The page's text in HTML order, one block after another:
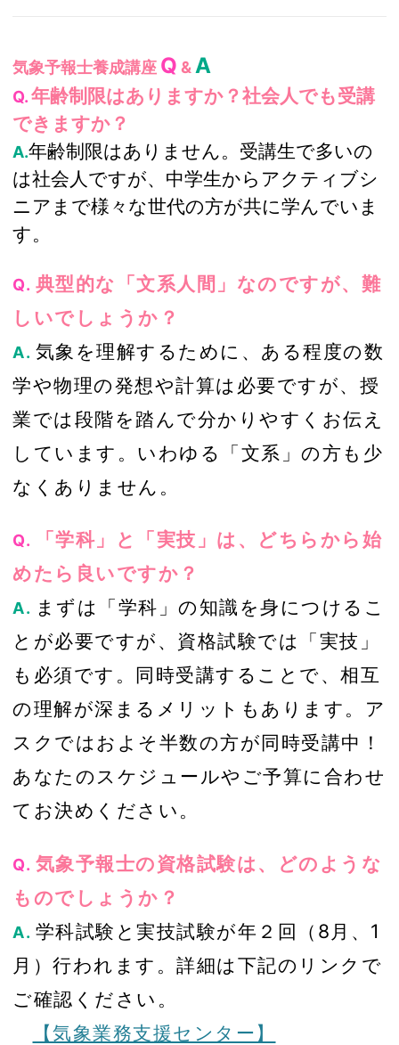
気象予報士養成講座 Q & A
Q.年齢制限はありますか？社会人でも受講
できますか？
A.年齢制限はありません。受講生で多いの
は社会人ですが、中学生からアクティブシ
ニアまで様々な世代の方が共に学んでいま
す。
Q. 典型的な「文系人間」なのですが、難
しいでしょうか？
A. 気象を理解するために、ある程度の数
学や物理の発想や計算は必要ですが、授
業では段階を踏んで分かりやすくお伝え
しています。いわゆる「文系」の方も少
なくありません。
Q.
「学科」と「実技」は、どちらから始
めたら良いですか？
A. まずは「学科」の知識を身につけるこ
とが必要ですが、資格試験では「実技」
も必須です。同時受講することで、相互
の理解が深まるメリットもあります。ア
スクではおよそ半数の方が同時受講中！
あなたのスケジュールやご予算に合わせ
てお決めください。
Q. 気象予報士の資格試験は、どのような
ものでしょうか？
A. 学科試験と実技試験が年２回（8月、1
月）行われます。詳細は下記のリンクで
ご確認ください。
【気象業務支援センター】